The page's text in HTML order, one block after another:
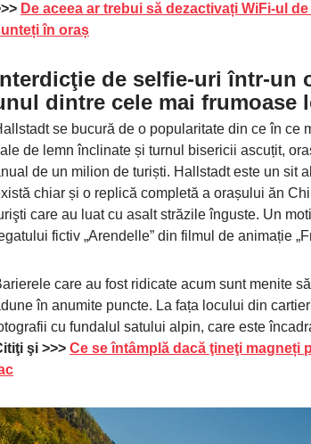
De aceea ar trebui să dezactivați WiFi-ul
în oraș
de selfie-uri într-un
dintre cele mai frumoase
se bucură de o popularitate din ce în ce
de lemn înclinate și turnul bisericii ascuțit,
de un milion de turiști. Hallstadt este un sit
chiar și o replică completă a orașului ăn
care au luat cu asalt străzile înguste. Un
fictiv „Arendelle” din filmul de animație
care au fost ridicate acum sunt menite
în anumite puncte. La fața locului din
cu fundalul satului alpin, care este
şi >>> Ce se întâmplă dacă ţineţi magneți